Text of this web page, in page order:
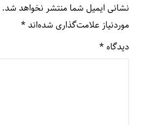
نشانی ایمیل شما منتشر نخواهد شد.
موردنیاز علامت‌گذاری شده‌اند *
دیدگاه *